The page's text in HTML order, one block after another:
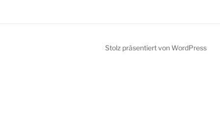
Stolz präsentiert von WordPress